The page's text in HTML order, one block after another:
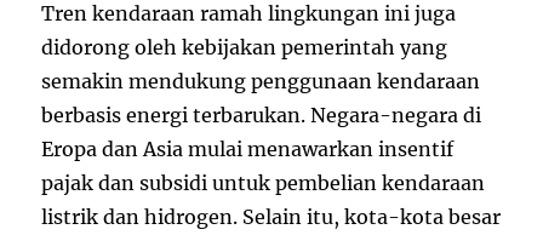
Tren kendaraan ramah lingkungan ini juga
didorong oleh kebijakan pemerintah yang
semakin mendukung penggunaan kendaraan
berbasis energi terbarukan. Negara-negara di
Eropa dan Asia mulai menawarkan insentif
pajak dan subsidi untuk pembelian kendaraan
listrik dan hidrogen. Selain itu, kota-kota besar